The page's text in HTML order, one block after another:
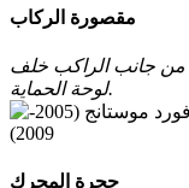
مقصورة الركاب
من جانب الراكب خلف
لوحة الحماية.
حجرة المحرك